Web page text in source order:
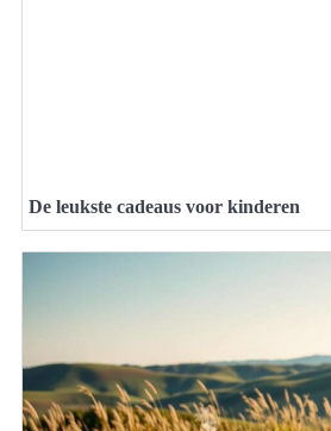
De leukste cadeaus voor kinderen